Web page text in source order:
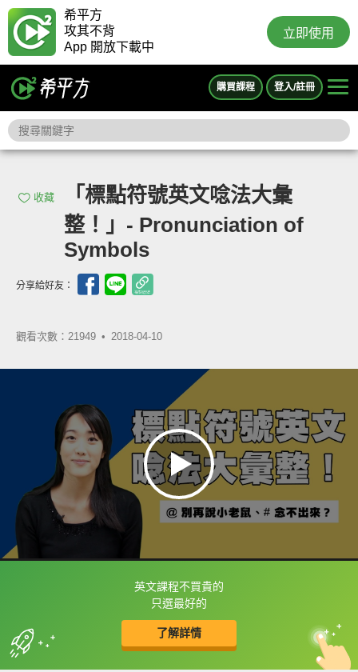
希平方
攻其不背
App 開放下載中
立即使用
購買課程 登入/註冊
收藏
「標點符號英文唸法大彙
整！」- Pronunciation of
Symbols
分享給好友：
觀看次數：21949 • 2018-04-10
英文課程不買貴的
只選最好的
了解詳情
框選或點兩下字幕可以直接查字典喔！
收錄佳句 中
英